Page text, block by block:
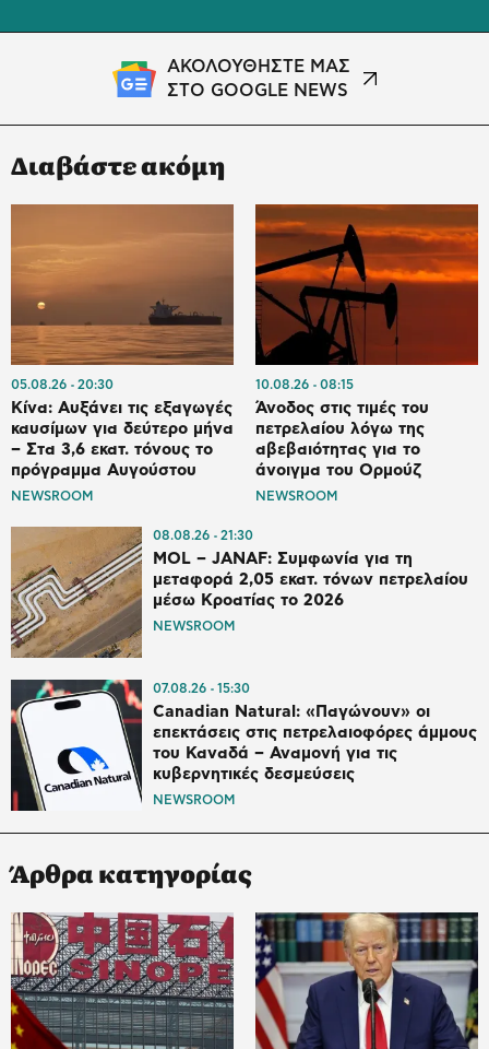
ΑΚΟΛΟΥΘΗΣΤΕ ΜΑΣ
ΣΤΟ GOOGLE NEWS
Διαβάστε ακόμη
05.08.26 20:30
Κίνα: Αυξάνει τις εξαγωγές
καυσίμων για δεύτερο μήνα
– Στα 3,6 εκατ. τόνους το
πρόγραμμα Αυγούστου
NEWSROOM
10.08.26 08:15
Άνοδος στις τιμές του
πετρελαίου λόγω της
αβεβαιότητας για το
άνοιγμα του Ορμούζ
NEWSROOM
08.08.26 21:30
MOL – JANAF: Συμφωνία για τη
μεταφορά 2,05 εκατ. τόνων πετρελαίου
μέσω Κροατίας το 2026
NEWSROOM
07.08.26 15:30
Canadian Natural: «Παγώνουν» οι
επεκτάσεις στις πετρελαιοφόρες άμμους
του Καναδά – Αναμονή για τις
κυβερνητικές δεσμεύσεις
NEWSROOM
Άρθρα κατηγορίας